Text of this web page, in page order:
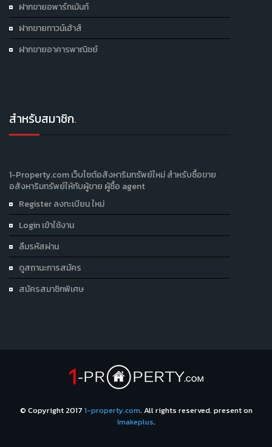
ฝากขายอพาร์ทเม้นท์
ฝากขายทาวน์เฮ้าส์
ฝากขายอาคารพาณิชย์
สำหรับสมาชิก.
1-Property.com เว็บไซต์อสังหาริมทรัพย์ใหม่ สำหรับซื้อขาย
อสังหาริมทรัพย์ให้กับผู้ขาย ผู้ซื้อ agent
Register ลงทะเบียน ใหม่
Login เข้าใช้งาน
ลืมรหัสผ่าน
ดูสถานะการสมัคร
สมัครสมาชิกพิเศษ
© Copyright 2017 1-property.com. All rights reserved. present on
Imakeplus.